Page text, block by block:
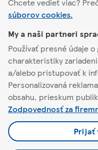
súborov cookies.
My a naši partneri
Používať presné údaje
charakteristiky
a/alebo pristupovať k
Personalizovaná
obsahu, prieskum
Zodpovednosť za
Prijať
Pezinok
O Tescu
Pomoc a kontakt
Naša ponuka
Pravidlá a nastavenia